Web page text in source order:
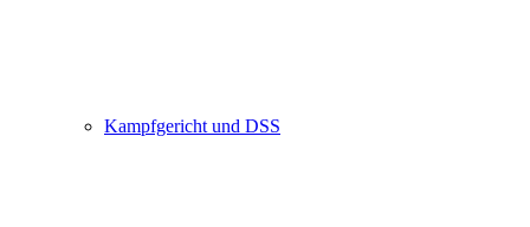
Kampfgericht und DSS